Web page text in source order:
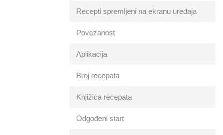
Recepti spremljeni na ekranu uređaja
Povezanost
Aplikacija
Broj recepata
Knjižica recepata
Odgođeni start